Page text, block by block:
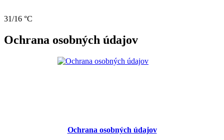
31/16 °C
Ochrana osobných údajov
Ochrana osobných údajov